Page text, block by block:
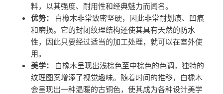
料，以其强度、耐用性和经典魅力而闻名。
优势：
白橡木非常致密坚硬，因此非常耐划痕、凹痕
和磨损。它的封闭纹理结构还使其具有天然的防水
性，因此只要经过适当的加工处理，就可以在室外使
用。
美学：
白橡木呈现出浅棕色至中棕色的色调，独特的
纹理图案增添了视觉趣味。随着时间的推移，白橡木
会呈现出一种温暖的古铜色，使其成为各种设计美学